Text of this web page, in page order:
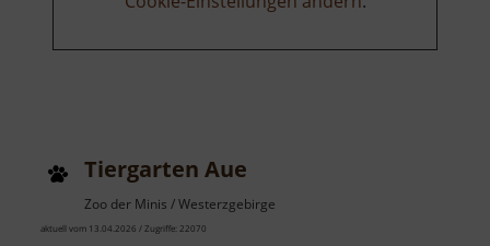
Tiergarten Aue
Zoo der Minis / Westerzgebirge
aktuell vom 13.04.2026 / Zugriffe: 22070